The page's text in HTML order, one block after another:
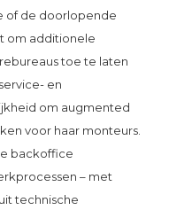
of de doorlopende
om additionele
toe te laten
en
om augmented
voor haar monteurs.
backoffice
– met
technische